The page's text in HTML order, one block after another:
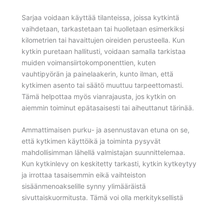
Sarjaa voidaan käyttää tilanteissa, joissa kytkintä
vaihdetaan, tarkastetaan tai huolletaan esimerkiksi
kilometrien tai havaittujen oireiden perusteella. Kun
kytkin puretaan hallitusti, voidaan samalla tarkistaa
muiden voimansiirtokomponenttien, kuten
vauhtipyörän ja painelaakerin, kunto ilman, että
kytkimen asento tai säätö muuttuu tarpeettomasti.
Tämä helpottaa myös vianrajausta, jos kytkin on
aiemmin toiminut epätasaisesti tai aiheuttanut tärinää.
Ammattimaisen purku- ja asennustavan etuna on se,
että kytkimen käyttöikä ja toiminta pysyvät
mahdollisimman lähellä valmistajan suunnittelemaa.
Kun kytkinlevy on keskitetty tarkasti, kytkin kytkeytyy
ja irrottaa tasaisemmin eikä vaihteiston
sisäänmenoakselille synny ylimääräistä
sivuttaiskuormitusta. Tämä voi olla merkityksellistä